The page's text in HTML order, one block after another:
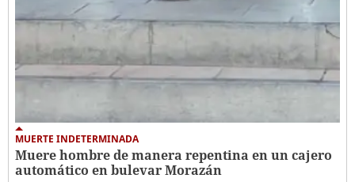
MUERTE INDETERMINADA
Muere hombre de manera repentina en un cajero
automático en bulevar Morazán